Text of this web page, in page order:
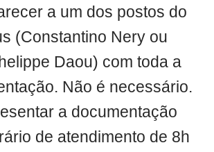
a um dos postos do
(Constantino Nery ou
Daou) com toda a
Não é necessário.
a documentação
de atendimento de 8h